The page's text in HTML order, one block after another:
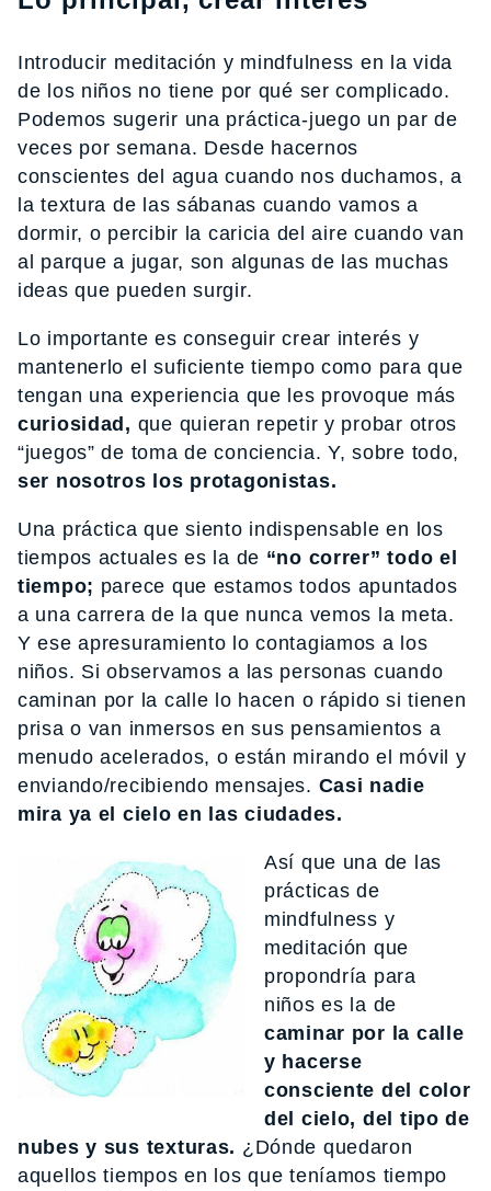
Introducir meditación y mindfulness en la vida
de los niños no tiene por qué ser complicado.
Podemos sugerir una práctica-juego un par de
veces por semana. Desde hacernos
conscientes del agua cuando nos duchamos, a
la textura de las sábanas cuando vamos a
dormir, o percibir la caricia del aire cuando van
al parque a jugar, son algunas de las muchas
ideas que pueden surgir.
Lo importante es conseguir crear interés y
mantenerlo el suficiente tiempo como para que
tengan una experiencia que les provoque más
curiosidad, que quieran repetir y probar otros
“juegos” de toma de conciencia. Y, sobre todo,
ser nosotros los protagonistas.
Una práctica que siento indispensable en los
tiempos actuales es la de “no correr” todo el
tiempo; parece que estamos todos apuntados
a una carrera de la que nunca vemos la meta.
Y ese apresuramiento lo contagiamos a los
niños. Si observamos a las personas cuando
caminan por la calle lo hacen o rápido si tienen
prisa o van inmersos en sus pensamientos a
menudo acelerados, o están mirando el móvil y
enviando/recibiendo mensajes. Casi nadie
mira ya el cielo en las ciudades.
Así que una de las
prácticas de
mindfulness y
meditación que
propondría para
niños es la de
caminar por la calle
y hacerse
consciente del color
del cielo, del tipo de
nubes y sus texturas. ¿Dónde quedaron
aquellos tiempos en los que teníamos tiempo